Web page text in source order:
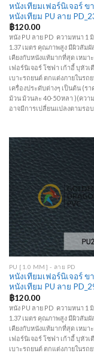
หนังเทียมเฟอร์นิเจอร์ ข
หนังเทียม PU ลาย
฿120.00
หนัง PU ลาย PD ความหนา 1
1.37 เมตร คุณภาพสูง มีผิวสัม
เคียงกับหนังแท้มากที่สุด เหมา
เฟอร์นิเจอร์ โซฟา เก้าอี้ บุหัวเ
เบาะรถยนต์ ตกแต่งภายในรถ
เครื่องประดับต่างๆ เป็นต้น (รา
ม้วน ม้วนละ 40-50 หลา )(ควา
อาจมีการเปลี่ยนแปลงตามรอ
PU [1.0 MM] - ลาย PD
หนังเทียมเฟอร์นิเจอร์ ข
หนังเทียม PU ลาย
฿120.00
หนัง PU ลาย PD ความหนา 1
1.37 เมตร คุณภาพสูง มีผิวสัม
เคียงกับหนังแท้มากที่สุด เหมา
เฟอร์นิเจอร์ โซฟา เก้าอี้ บุหัวเ
เบาะรถยนต์ ตกแต่งภายในรถ